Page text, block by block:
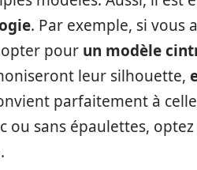
. Par exemple, si vous
pour un modèle
leur silhouette,
parfaitement à
ou sans épaulettes,